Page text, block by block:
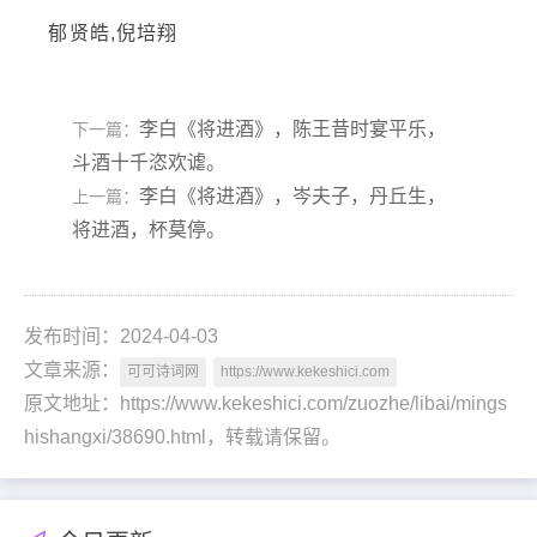
郁贤皓,倪培翔
下一篇： 李白《将进酒》，陈王昔时宴平乐，
斗酒十千恣欢谑。
上一篇： 李白《将进酒》，岑夫子，丹丘生，
将进酒，杯莫停。
发布时间：2024-04-03
文章来源：
可可诗词网 https://www.kekeshici.com
原文地址：https://www.kekeshici.com/zuozhe/libai/mings
hishangxi/38690.html，转载请保留。